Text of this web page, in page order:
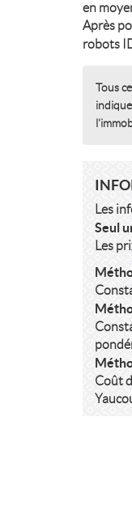
en
Après
robots
Tous
Les
Seul
Les
Coût